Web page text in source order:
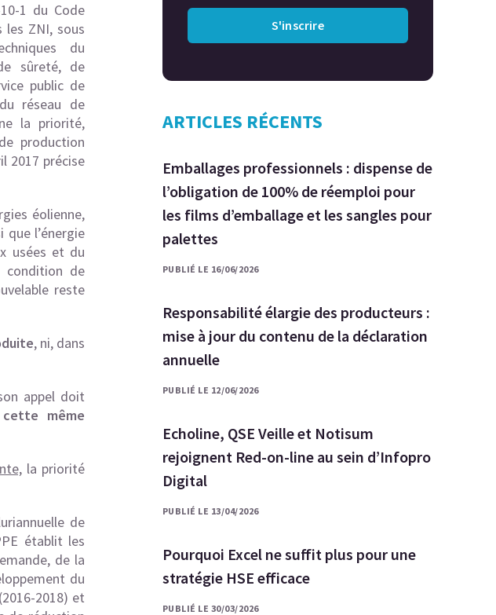
1 du Code
les ZNI, sous
du
sûreté, de
public de
réseau de
la priorité,
production
2017 précise
éolienne,
l’énergie
usées et du
condition de
reste
, ni, dans
appel doit
même
la priorité
de
établit les
de la
du
2018) et
S'inscrire
ARTICLES RÉCENTS
Emballages professionnels : dispense de
l’obligation de 100% de réemploi pour
les films d’emballage et les sangles pour
palettes
PUBLIÉ LE 16/06/2026
Responsabilité élargie des producteurs :
mise à jour du contenu de la déclaration
annuelle
PUBLIÉ LE 12/06/2026
Echoline, QSE Veille et Notisum
rejoignent Red-on-line au sein d’Infopro
Digital
PUBLIÉ LE 13/04/2026
Pourquoi Excel ne suffit plus pour une
stratégie HSE efficace
PUBLIÉ LE 30/03/2026